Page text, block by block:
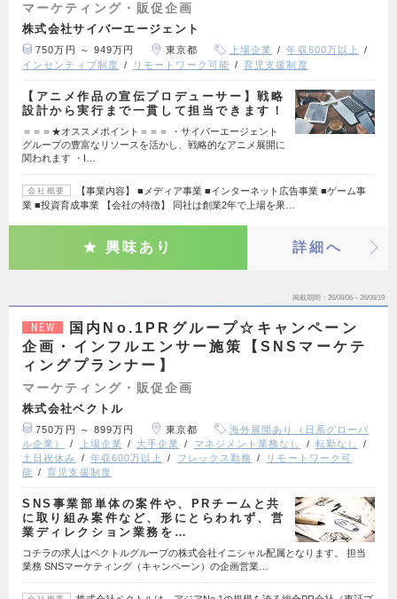
マーケティング・販促企画
株式会社サイバーエージェント
750万円 ～ 949万円 東京都 上場企業
年収600万以上
インセンティブ制度
リモートワーク可能 育児支援制度
【アニメ作品の宣伝プロデューサー】戦略
設計から実行まで一貫して担当できます！
＝＝＝★オススメポイント＝＝＝ ・サイバーエージェント
グループの豊富なリソースを活かし、戦略的なアニメ展開に
関われます ・I…
会社概要
【事業内容】 ■メディア事業 ■インターネット広告事業 ■ゲーム事
業 ■投資育成事業 【会社の特徴】 同社は創業2年で上場を果…
興味あり 詳細へ
掲載期間 26/08/06～26/08/19
NEW
国内No.1PRグループ☆キャンペーン
企画・インフルエンサー施策【SNSマーケテ
ィングプランナー】
マーケティング・販促企画
株式会社ベクトル
750万円 ～ 899万円 東京都
海外展開あり（日系グローバ
ル企業）
上場企業 大手企業 マネジメント業務なし
転勤なし
土日祝休み
年収600万以上 フレックス勤務
リモートワーク可
能
育児支援制度
SNS事業部単体の案件や、PRチームと共
に取り組み案件など、形にとらわれず、営
業ディレクション業務を…
コチラの求人はベクトルグループの株式会社イニシャル配属となります。 担当
業務 SNSマーケティング（キャンペーン）の企画営業…